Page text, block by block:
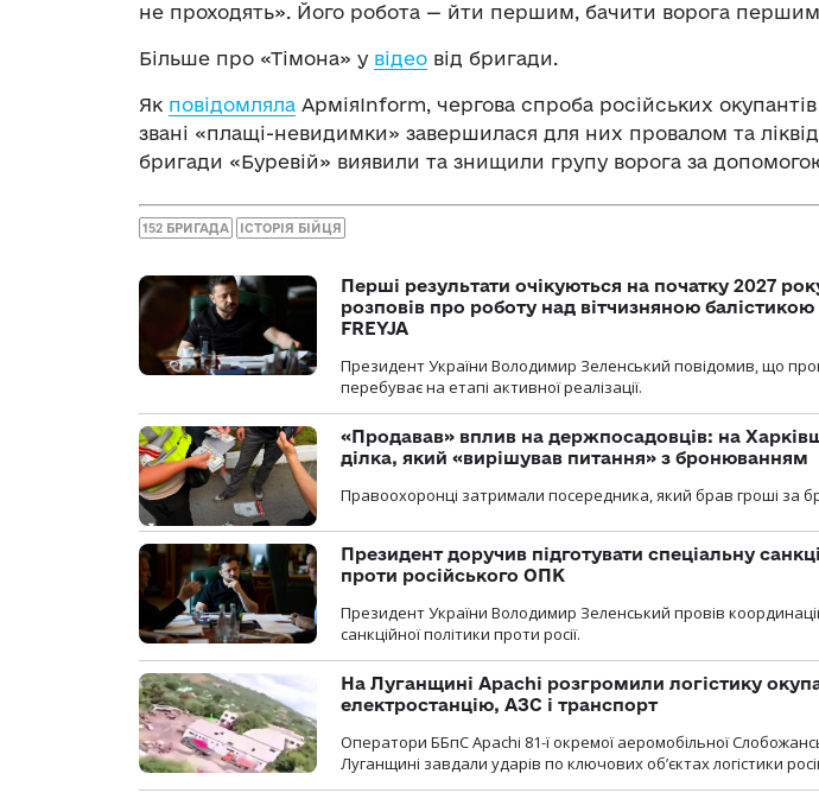
не проходять». Його робота — йти першим, бачити ворога
Більше про «Тімона» у відео від бригади.
Як повідомляла АрміяInform, чергова спроба російських окупантів
звані «плащі-невидимки» завершилася для них провалом та
бригади «Буревій» виявили та знищили групу ворога за
152 БРИГАДА ІСТОРІЯ БІЙЦЯ
Перші результати очікуються на початку 2027
розповів про роботу над вітчизняною
FREYJA
Президент України Володимир Зеленський повідомив, що
перебуває на етапі активної реалізації.
«Продавав» вплив на держпосадовців: на
ділка, який «вирішував питання» з бронюванням
Правоохоронці затримали посередника, який брав гроші за
Президент доручив підготувати спеціальну
проти російського ОПК
Президент України Володимир Зеленський провів
санкційної політики проти росії.
На Луганщині Apachi розгромили логістику
електростанцію, АЗС і транспорт
Оператори ББпС Apachi 81-ї окремої аеромобільної
Луганщині завдали ударів по ключових об’єктах логістики